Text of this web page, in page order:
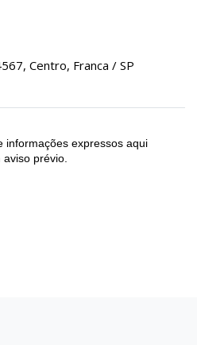
Centro, Franca / SP
informações expressos aqui
prévio.